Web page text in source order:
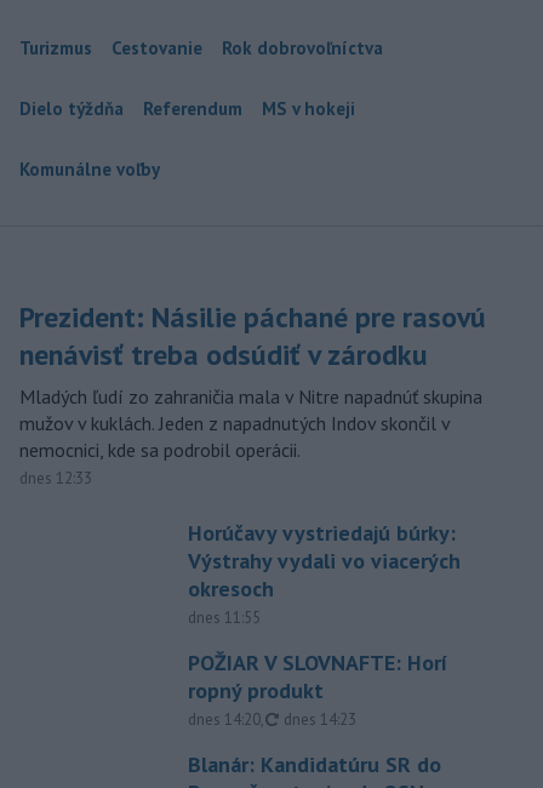
Turizmus Cestovanie Rok dobrovoľníctva
Dielo týždňa Referendum MS v hokeji
Komunálne voľby
Prezident: Násilie páchané pre rasovú
nenávisť treba odsúdiť v zárodku
Mladých ľudí zo zahraničia mala v Nitre napadnúť skupina
mužov v kuklách. Jeden z napadnutých Indov skončil v
nemocnici, kde sa podrobil operácii.
dnes 12:33
Horúčavy vystriedajú búrky:
Výstrahy vydali vo viacerých
okresoch
dnes 11:55
POŽIAR V SLOVNAFTE: Horí
ropný produkt
dnes 14:20, aktualizované
dnes 14:23
Blanár: Kandidatúru SR do